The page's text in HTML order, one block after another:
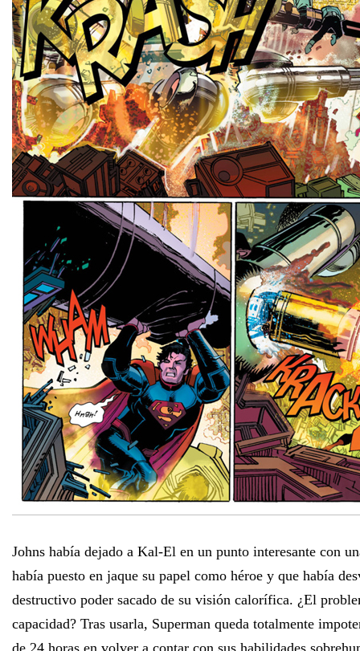
Johns había dejado a Kal-El en un punto interesante con
había puesto en jaque su papel como héroe y que había
destructivo poder sacado de su visión calorífica. ¿El
capacidad? Tras usarla, Superman queda totalmente
de 24 horas en volver a contar con sus habilidades